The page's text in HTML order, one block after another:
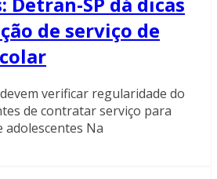
de serviço de
verificar regularidade do
de contratar serviço para
Na